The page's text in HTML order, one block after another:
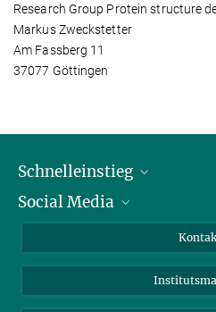
Research Group Protein structure
Markus Zweckstetter
Am Fassberg 11
37077 Göttingen
Schnelleinstieg
Alumni
Social Media
Facebook